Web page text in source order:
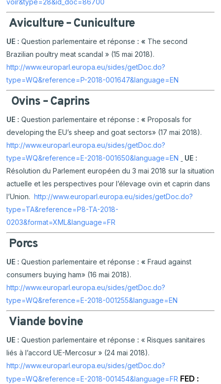
voir&type=28&id_doc=86700
Aviculture – Cuniculture
UE :Question parlementaire et réponse : « The second
Brazilian poultry meat scandal » (15 mai 2018).
http://www.europarl.europa.eu/sides/getDoc.do?
type=WQ&reference=P-2018-001647&language=EN
Ovins – Caprins
UE :Question parlementaire et réponse : «Proposals for
developing the EU’s sheep and goat sectors» (17 mai 2018).
http://www.europarl.europa.eu/sides/getDoc.do?
type=WQ&reference=E-2018-001650&language=EN
UE :
Résolution du Parlement européen du 3 mai 2018 sur la situation
actuelle et les perspectives pour l’élevage ovin et caprin dans
l’Union. http://www.europarl.europa.eu/sides/getDoc.do?
type=TA&reference=P8-TA-2018-
0203&format=XML&language=FR
Porcs
UE :Question parlementaire et réponse : «Fraud against
consumers buying ham» (16 mai 2018).
http://www.europarl.europa.eu/sides/getDoc.do?
type=WQ&reference=E-2018-001255&language=EN
Viande bovine
UE :Question parlementaire et réponse :« Risques sanitaires
liés à l’accord UE-Mercosur » (24 mai 2018).
http://www.europarl.europa.eu/sides/getDoc.do?
type=WQ&reference=E-2018-001454&language=FR FED :